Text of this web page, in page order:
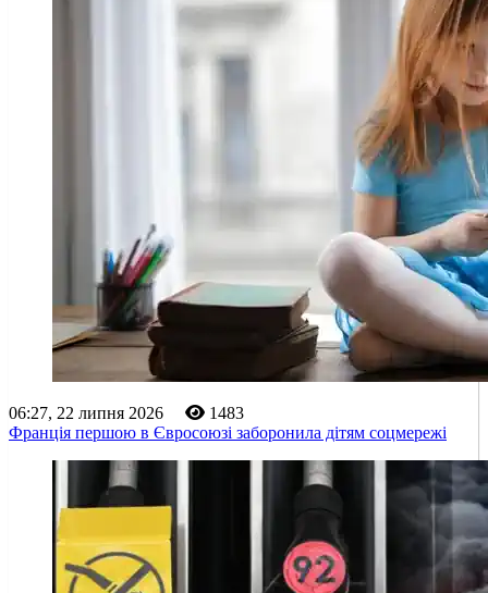
06:27, 22 липня 2026
1483
Франція першою в Євросоюзі заборонила дітям соцмережі